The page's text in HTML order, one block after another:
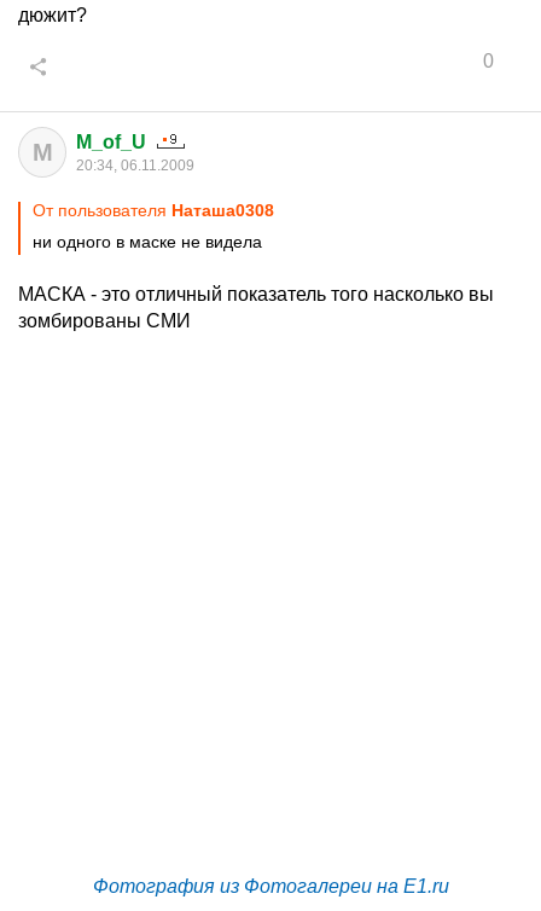
дюжит?
0
M M_of_U
20:34, 06.11.2009
От пользователя Наташа0308
ни одного в маске не видела
МАСКА - это отличный показатель того насколько вы
зомбированы СМИ
Фотография из Фотогалереи на E1.ru